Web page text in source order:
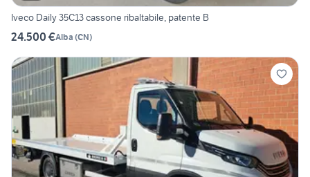
Iveco Daily 35C13 cassone ribaltabile, patente B
24.500 €Alba (CN)